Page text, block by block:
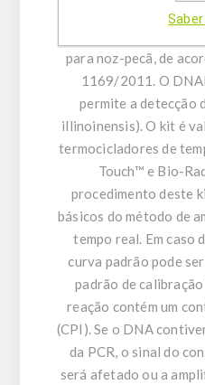
para a detecção
para noz-pecã, de
1169/2011. O
permite a detecção
illinoinensis). O kit é
termocicladores de
Touch™ e Bio-
procedimento deste
básicos do método de
tempo real. Em caso
curva padrão pode
padrão de
reação contém um
(CPI). Se o DNA
da PCR, o sinal do
será afetado ou a